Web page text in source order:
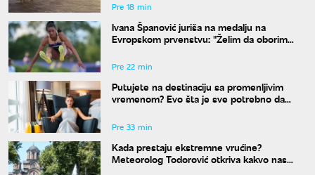
Pre 18 min
Ivana Španović juriša na medalju na
Evropskom prvenstvu: "Želim da oborim
Pre 22 min
Putujete na destinaciju sa promenljivim
vremenom? Evo šta je sve potrebno da
Pre 33 min
Kada prestaju ekstremne vrućine?
Meteorolog Todorović otkriva kakvo nas